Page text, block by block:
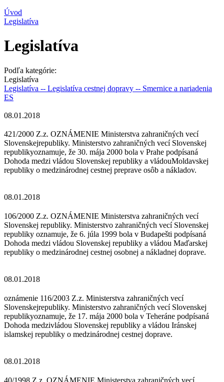
Úvod
Legislatíva
Legislatíva
Podľa kategórie:
Legislatíva
Legislatíva -- Legislatíva cestnej dopravy -- Smernice a nariadenia
ES
08.01.2018
421/2000 Z.z. OZNÁMENIE Ministerstva zahraničných vecí
Slovenskejrepubliky. Ministerstvo zahraničných vecí Slovenskej
republikyoznamuje, že 30. mája 2000 bola v Prahe podpísaná
Dohoda medzi vládou Slovenskej republiky a vládouMoldavskej
republiky o medzinárodnej cestnej preprave osôb a nákladov.
08.01.2018
106/2000 Z.z. OZNÁMENIE Ministerstva zahraničných vecí
Slovenskej republiky. Ministerstvo zahraničných vecí Slovenskej
republiky oznamuje, že 6. júla 1999 bola v Budapešti podpísaná
Dohoda medzi vládou Slovenskej republiky a vládou Maďarskej
republiky o medzinárodnej cestnej osobnej a nákladnej doprave.
08.01.2018
oznámenie 116/2003 Z.z. Ministerstva zahraničných vecí
Slovenskejrepubliky. Ministerstvo zahraničných vecí Slovenskej
republikyoznamuje, že 17. mája 2000 bola v Teheráne podpísaná
Dohoda medzivládou Slovenskej republiky a vládou Iránskej
islamskej republiky o medzinárodnej cestnej doprave.
08.01.2018